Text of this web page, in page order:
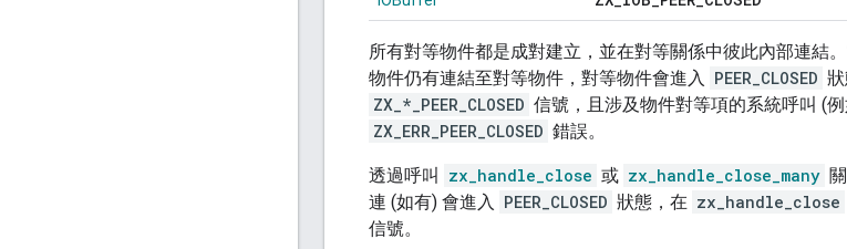
所有對等物件都是成對建立，並在對等關係中彼此內部連結
物件仍有連結至對等物件，對等物件會進入 PEER_CLOSED
ZX_*_PEER_CLOSED 信號，且涉及物件對等項的系統呼叫 (
ZX_ERR_PEER_CLOSED 錯誤。
透過呼叫 zx_handle_close 或 zx_handle_close_many
連 (如有) 會進入 PEER_CLOSED 狀態，在 zx_handle_close
信號。